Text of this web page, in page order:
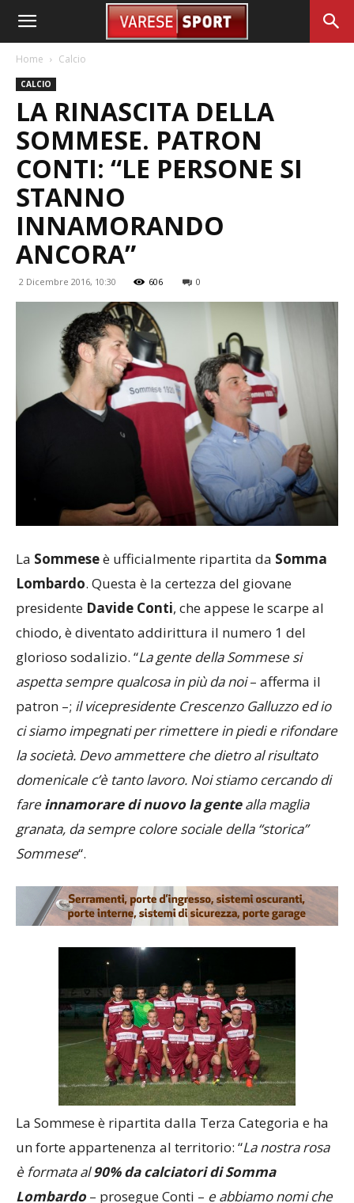
Home Calcio
CALCIO
LA RINASCITA DELLA
SOMMESE. PATRON
CONTI: “LE PERSONE SI
STANNO
INNAMORANDO
ANCORA”
2 Dicembre 2016, 10:30 606 0
La Sommeseè ufficialmente ripartita da Somma
Lombardo. Questa è la certezza del giovane
presidente Davide Conti, che appese le scarpe al
chiodo, è diventato addirittura il numero 1 del
glorioso sodalizio. “La gente della Sommese si
aspetta sempre qualcosa in più da noi– afferma il
patron –; il vicepresidente Crescenzo Galluzzo ed io
ci siamo impegnati per rimettere in piedi e rifondare
la società. Devo ammettere che dietro al risultato
domenicale c’è tanto lavoro. Noi stiamo cercando di
fare innamorare di nuovo la gentealla maglia
granata, da sempre colore sociale della “storica”
Sommese“.
La Sommese è ripartita dalla Terza Categoria e ha
un forte appartenenza al territorio: “La nostra rosa
è formata al90% da calciatori di Somma
Lombardo – prosegue Conti – e abbiamo nomi che